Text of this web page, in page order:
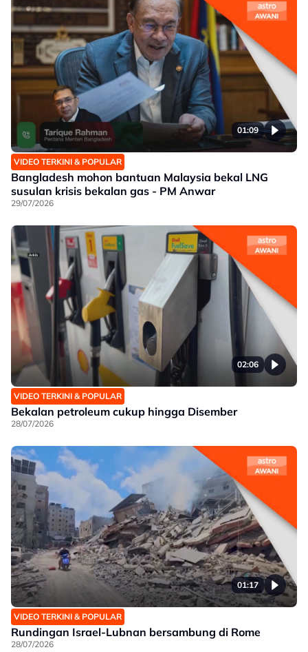
01:09
VIDEO TERKINI & POPULAR
Bangladesh mohon bantuan Malaysia bekal LNG
susulan krisis bekalan gas - PM Anwar
29/07/2026
02:06
VIDEO TERKINI & POPULAR
Bekalan petroleum cukup hingga Disember
28/07/2026
01:17
VIDEO TERKINI & POPULAR
Rundingan Israel-Lubnan bersambung di Rome
28/07/2026